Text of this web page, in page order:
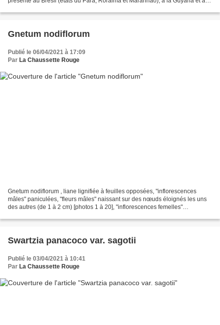
Gnetum nodiflorum
Publié le 06/04/2021 à 17:09
Par La Chaussette Rouge
Gnetum nodiflorum , liane lignifiée à feuilles opposées, "inflorescences
mâles" paniculées, "fleurs mâles" naissant sur des nœuds éloignés les uns
des autres (de 1 à 2 cm) [photos 1 à 20], "inflorescences femelles"
Swartzia panacoco var. sagotii
Publié le 03/04/2021 à 10:41
Par La Chaussette Rouge